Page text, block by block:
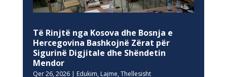
Të Rinjtë nga Kosova dhe Bosnja e
Hercegovina Bashkojnë Zërat për
Sigurinë Digjitale dhe Shëndetin
Mendor
Qer 26, 2026| Edukim, Lajme, Thellesisht